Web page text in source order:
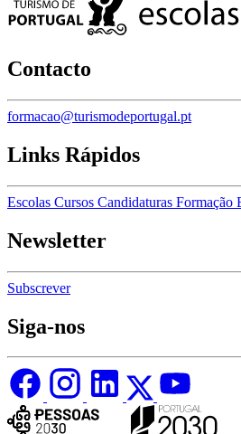
Contacto
formacao@turismodeportugal.pt
Links Rápidos
Escolas Cursos Candidaturas Formação
Newsletter
Subscrever
Siga-nos